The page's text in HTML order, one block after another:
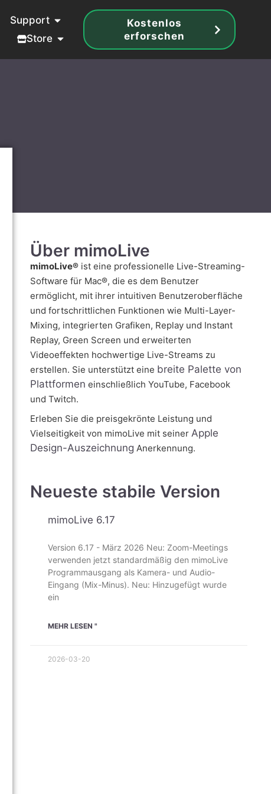
Support
Store
Kostenlos
erforschen
Über mimoLive
mimoLive®ist eine professionelle Live-Streaming-
Software für Mac®, die es dem Benutzer
ermöglicht, mit ihrer intuitiven Benutzeroberfläche
und fortschrittlichen Funktionen wie Multi-Layer-
Mixing, integrierten Grafiken, Replay und Instant
Replay, Green Screen und erweiterten
Videoeffekten hochwertige Live-Streams zu
erstellen. Sie unterstützt eine breite Palette von
Plattformen einschließlich YouTube, Facebook
und Twitch.
Erleben Sie die preisgekrönte Leistung und
Vielseitigkeit von mimoLive mit seiner Apple
Design-Auszeichnung Anerkennung.
Neueste stabile Version
mimoLive 6.17
Version 6.17 - März 2026 Neu: Zoom-Meetings
verwenden jetzt standardmäßig den mimoLive
Programmausgang als Kamera- und Audio-
Eingang (Mix-Minus). Neu: Hinzugefügt wurde
ein
MEHR LESEN "
2026-03-20